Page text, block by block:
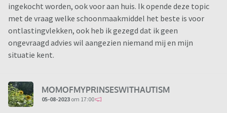
ingekocht worden, ook voor aan huis. Ik opende deze topic
met de vraag welke schoonmaakmiddel het beste is voor
ontlastingvlekken, ook heb ik gezegd dat ik geen
ongevraagd advies wil aangezien niemand mij en mijn
situatie kent.
MOMOFMYPRINSESWITHAUTISM
05-08-2023 om 17:00